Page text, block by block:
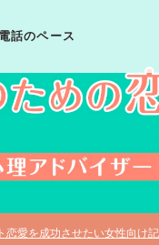
話のペース
恋愛を成功させたい女性向け